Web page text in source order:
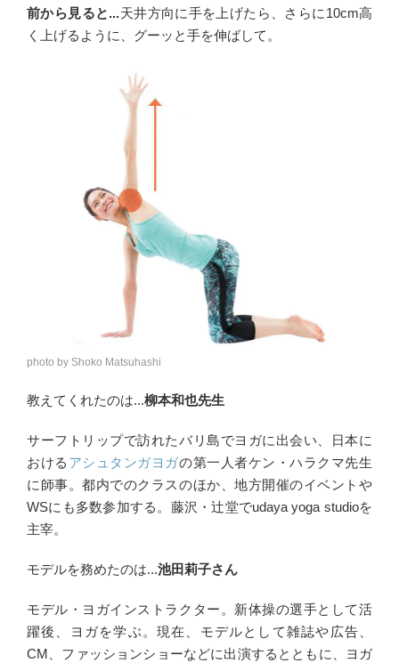
前から見ると...天井方向に手を上げたら、さらに10cm高
く上げるように、グーッと手を伸ばして。
photo by Shoko Matsuhashi
教えてくれたのは...柳本和也先生
サーフトリップで訪れたバリ島でヨガに出会い、日本に
おける アシュタンガヨガの第一人者ケン・ハラクマ先生
に師事。都内でのクラスのほか、地方開催のイベントや
WSにも多数参加する。藤沢・辻堂でudaya yoga studioを
主宰。
モデルを務めたのは...池田莉子さん
モデル・ヨガインストラクター。新体操の選手として活
躍後、ヨガを学ぶ。現在、モデルとして雑誌や広告、
CM、ファッションショーなどに出演するとともに、ヨガ